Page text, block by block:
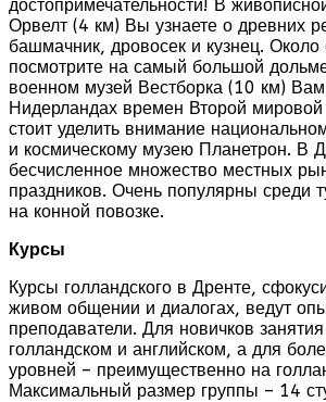
достопримечательности! В
Орвелт (4 км) Вы узнаете о древних
башмачник, дровосек и кузнец. Около
посмотрите на самый большой
военном музей Вестборка (10 км)
Нидерландах времен Второй
стоит уделить внимание
и космическому музею Планетрон. В
бесчисленное множество местных
праздников. Очень популярны среди
на конной повозке.
Курсы
Курсы голландского в Дренте,
живом общении и диалогах, ведут
преподаватели. Для новичков
голландском и английском, а для
уровней – преимущественно на
Максимальный размер группы – 14